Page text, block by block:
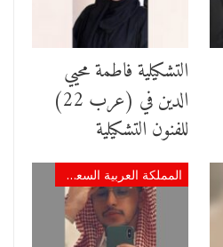
التشكيلية فاطمة محيي
الدين في (عرب 22)
للفنون التشكيلية
المملكة العربية السعودية